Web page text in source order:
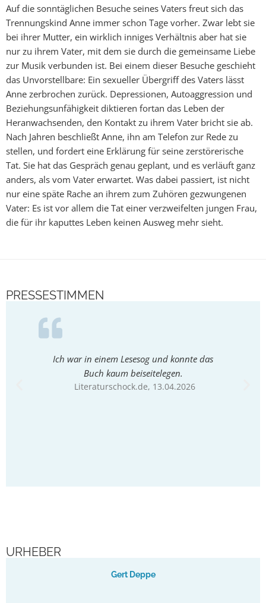
Auf die sonntäglichen Besuche seines Vaters freut sich das
Trennungskind Anne immer schon Tage vorher. Zwar lebt sie
bei ihrer Mutter, ein wirklich inniges Verhältnis aber hat sie
nur zu ihrem Vater, mit dem sie durch die gemeinsame Liebe
zur Musik verbunden ist. Bei einem dieser Besuche geschieht
das Unvorstellbare: Ein sexueller Übergriff des Vaters lässt
Anne zerbrochen zurück. Depressionen, Autoaggression und
Beziehungsunfähigkeit diktieren fortan das Leben der
Heranwachsenden, den Kontakt zu ihrem Vater bricht sie ab.
Nach Jahren beschließt Anne, ihn am Telefon zur Rede zu
stellen, und fordert eine Erklärung für seine zerstörerische
Tat. Sie hat das Gespräch genau geplant, und es verläuft ganz
anders, als vom Vater erwartet. Was dabei passiert, ist nicht
nur eine späte Rache an ihrem zum Zuhören gezwungenen
Vater: Es ist vor allem die Tat einer verzweifelten jungen Frau,
die für ihr kaputtes Leben keinen Ausweg mehr sieht.
PRESSESTIMMEN
Ich war in einem Lesesog und konnte das
Buch kaum beiseitelegen.
Literaturschock.de, 13.04.2026
URHEBER
Gert Deppe